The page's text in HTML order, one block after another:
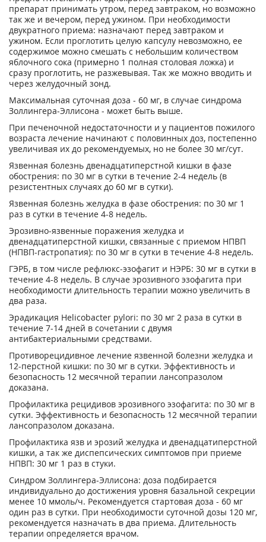
препарат принимать утром, перед завтраком, но возможно
так же и вечером, перед ужином. При необходимости
двукратного приема: назначают перед завтраком и
ужином. Если проглотить целую капсулу невозможно, ее
содержимое можно смешать с небольшим количеством
яблочного сока (примерно 1 полная столовая ложка) и
сразу проглотить, не разжевывая. Так же можно вводить и
через желудочный зонд.
Максимальная суточная доза - 60 мг, в случае синдрома
Золлингера-Эллисона - может быть выше.
При печеночной недостаточности и у пациентов пожилого
возраста лечение начинают с половинных доз, постепенно
увеличивая их до рекомендуемых, но не более 30 мг/сут.
Язвенная болезнь двенадцатиперстной кишки в фазе
обострения: по 30 мг в сутки в течение 2-4 недель (в
резистентных случаях до 60 мг в сутки).
Язвенная болезнь желудка в фазе обострения: по 30 мг 1
раз в сутки в течение 4-8 недель.
Эрозивно-язвенные поражения желудка и
двенадцатиперстной кишки, связанные с приемом НПВП
(НПВП-гастpoпатия): по 30 мг в сутки в течение 4-8 недель.
ГЭРБ, в том числе рефлюкс-эзофагит и НЭРБ: 30 мг в сутки в
течение 4-8 недель. В случае эрозивного эзофагита при
необходимости длительность терапии можно увеличить в
два раза.
Эрадикация Helicobacter pylori: по 30 мг 2 раза в сутки в
течение 7-14 дней в сочетании с двумя
антибактериальными средствами.
Противорецидивное лечение язвенной болезни желудка и
12-перстной кишки: по 30 мг в сутки. Эффективность и
безопасность 12 месячной терапии лансопразолом
доказана.
Профилактика рецидивов эрозивного эзофагита: по 30 мг в
сутки. Эффективность и безопасность 12 месячной терапии
лансопразолом доказана.
Профилактика язв и эрозий желудка и двенадцатиперстной
кишки, а так же диспепсических симптомов при приеме
НПВП: 30 мг 1 раз в стуки.
Синдром Золлингера-Эллисона: доза подбирается
индивидуально до достижения уровня базальной секреции
менее 10 ммоль/ч. Рекомендуется стартовая доза - 60 мг
один раз в сутки. При необходимости суточной дозы 120 мг,
рекомендуется назначать в два приема. Длительность
терапии определяется врачом.